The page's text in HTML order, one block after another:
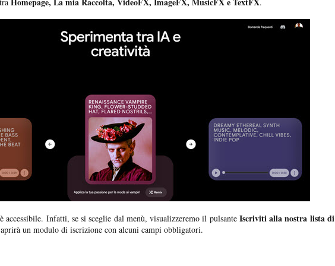
accessibile. Infatti, se si sceglie dal menù, visualizzeremo il pulsante Iscriviti alla nostra lista di
un modulo di iscrizione con alcuni campi obbligatori.